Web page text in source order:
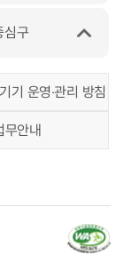
심구
기 운영‧관리 방침
무안내